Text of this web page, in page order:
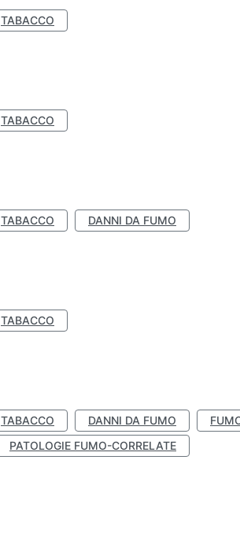
TABACCO
TABACCO
TABACCO DANNI DA FUMO
TABACCO
TABACCO DANNI DA FUMO
PATOLOGIE FUMO-CORRELATE